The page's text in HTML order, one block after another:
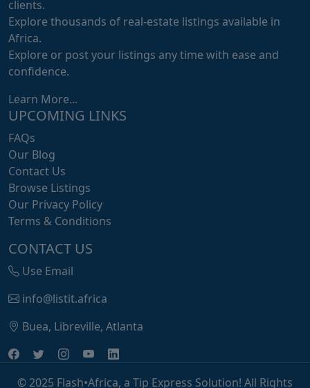
clients.
Explore thousands of real-estate listings available in
Africa.
Explore or post your listings any time with ease and
confidence.
Learn More...
UPCOMING LINKS
FAQs
Our Blog
Contact Us
Browse Listings
Our Privacy Policy
Terms & Conditions
CONTACT US
Use Email
info@listit.africa
Buea, Libreville, Atlanta
© 2025 Flash•Africa, a Tip Express Solution! All Rights